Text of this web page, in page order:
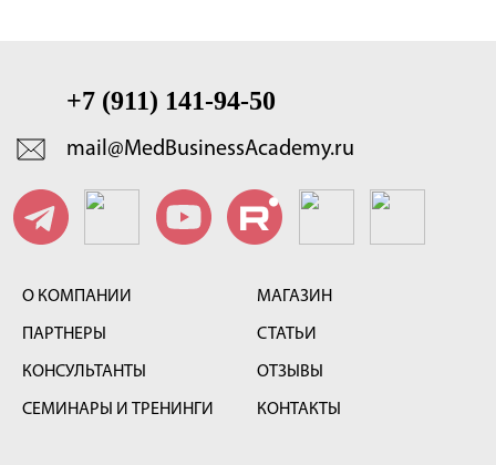
+7 (911) 141-94-50
mail@MedBusinessAcademy.ru
О КОМПАНИИ
ПАРТНЕРЫ
КОНСУЛЬТАНТЫ
СЕМИНАРЫ И ТРЕНИНГИ
МАГАЗИН
СТАТЬИ
ОТЗЫВЫ
КОНТАКТЫ